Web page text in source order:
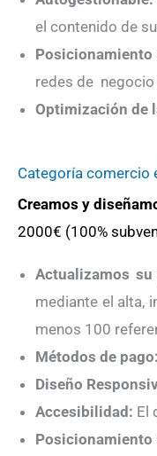
el contenido de
redes de
Optimización de
Categoría comercio
Creamos y
2000€ (100%
Actualizamos
mediante el alta,
menos 100
Métodos de pago:
Diseño
Accesibilidad: El